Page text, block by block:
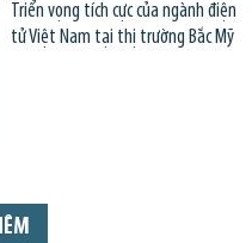
Triển vọng tích cực của ngành điện
tử Việt Nam tại thị trường Bắc Mỹ